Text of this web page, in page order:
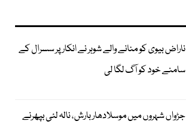
ناراض بیوی کو منانے والے شوہر نے انکار پر سسرال کے
سامنے خود کو آگ لگا لی
جڑواں شہروں میں موسلادھار بارش، نالہ لئی بپھرنے